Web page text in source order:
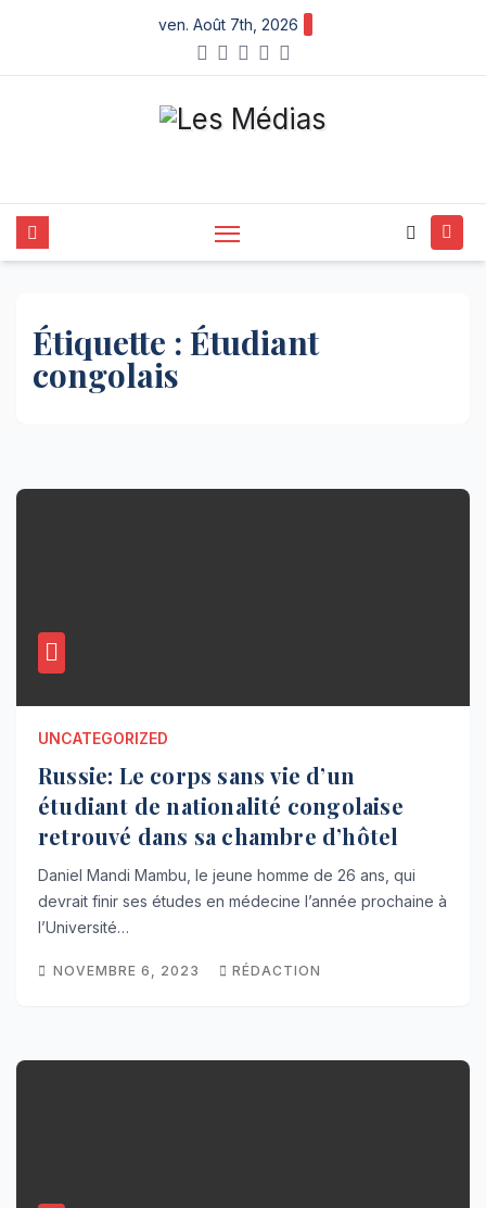
content
ven. Août 7th, 2026
Étiquette : Étudiant
congolais
UNCATEGORIZED
Russie: Le corps sans vie d’un
étudiant de nationalité congolaise
retrouvé dans sa chambre d’hôtel
Daniel Mandi Mambu, le jeune homme de 26 ans, qui
devrait finir ses études en médecine l’année prochaine à
l’Université…
NOVEMBRE 6, 2023 RÉDACTION